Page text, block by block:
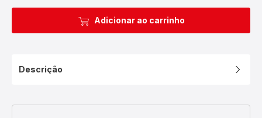
Adicionar ao carrinho
Descrição